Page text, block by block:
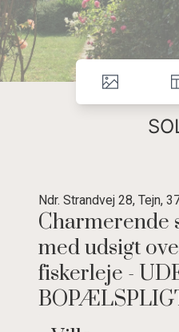
Ndr. Strandvej 28, Tejn,
Charmerende
med udsigt
fiskerleje -